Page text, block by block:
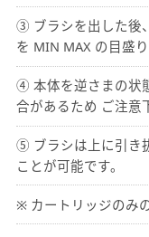
③ ブラシを出した後
を MIN MAX の目盛
④ 本体を逆さまの状
合があるため ご注意
⑤ ブラシは上に引き
ことが可能です。
※ カートリッジのみ